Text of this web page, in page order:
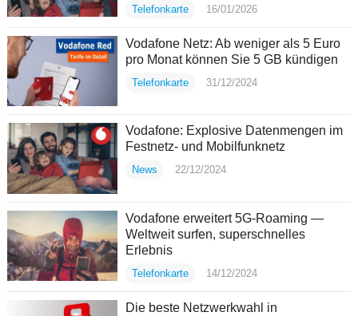
Telefonkarte 16/01/2026
Vodafone Netz: Ab weniger als 5 Euro
pro Monat können Sie 5 GB kündigen
Telefonkarte 31/12/2024
Vodafone: Explosive Datenmengen im
Festnetz- und Mobilfunknetz
News 22/12/2024
Vodafone erweitert 5G-Roaming —
Weltweit surfen, superschnelles
Erlebnis
Telefonkarte 14/12/2024
Die beste Netzwerkwahl in